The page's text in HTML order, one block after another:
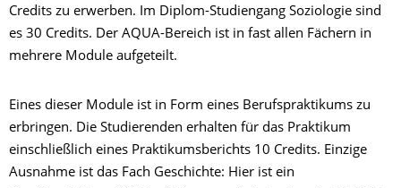
Credits zu erwerben. Im Diplom-Studiengang Soziologie sind
es 30 Credits. Der AQUA-Bereich ist in fast allen Fächern in
mehrere Module aufgeteilt.
Eines dieser Module ist in Form eines Berufspraktikums zu
erbringen. Die Studierenden erhalten für das Praktikum
einschließlich eines Praktikumsberichts 10 Credits. Einzige
Ausnahme ist das Fach Geschichte: Hier ist ein